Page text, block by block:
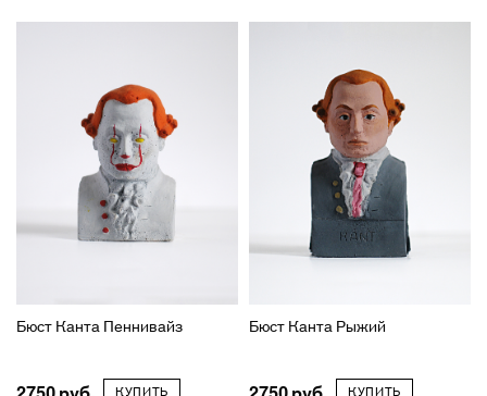
Бюст Канта Пеннивайз
2750 КУПИТЬ
Бюст Канта Рыжий
2750 КУПИТЬ